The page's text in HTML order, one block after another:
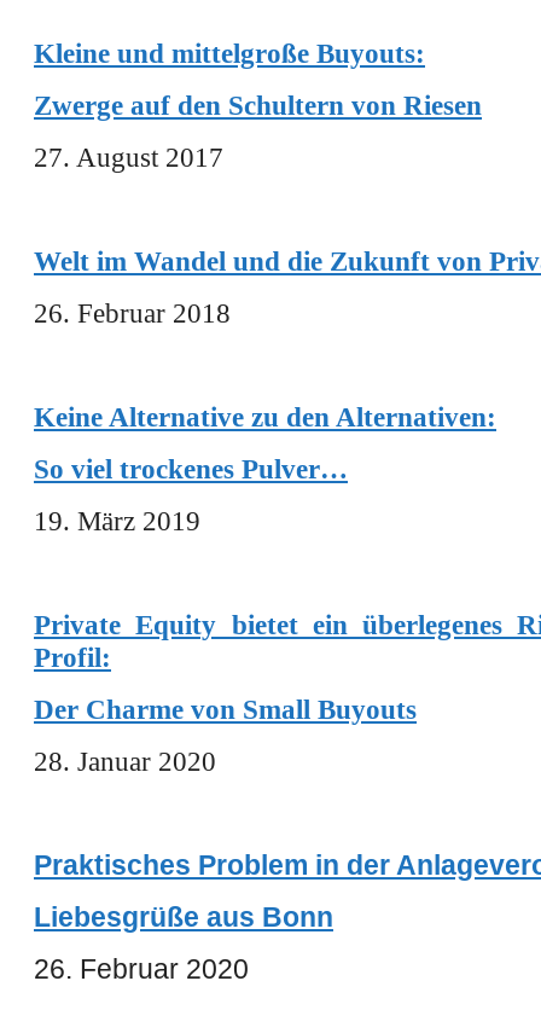
Kleine und mittelgroße Buyouts:
Zwerge auf den Schultern von Riesen
27. August 2017
Welt im Wandel und die Zukunft von
26. Februar 2018
Keine Alternative zu den Alternativen:
So viel trockenes Pulver…
19. März 2019
Private Equity bietet ein überlegenes
Profil:
Der Charme von Small Buyouts
28. Januar 2020
Praktisches Problem in der
Liebesgrüße aus Bonn
26. Februar 2020